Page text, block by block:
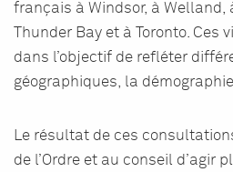
français à Windsor, à Welland,
Thunder Bay et à Toronto. Ces
dans l’objectif de refléter
géographiques, la
Le résultat de ces
de l’Ordre et au conseil d’agir